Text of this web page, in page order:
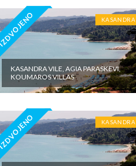
troškove.
KASANDRA
KASANDRA VILE, AGIA PARASKEVI,
KOUMAROS VILLAS
KASANDRA